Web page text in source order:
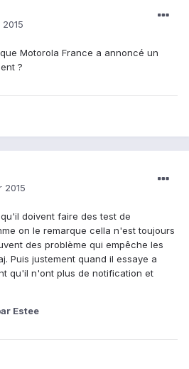
Motorola France a annoncé un
?
2015
doivent faire des test de
on le remarque cella n'est toujours
des problème qui empêche les
Puis justement quand il essaye a
qu'il n'ont plus de notification et
Estee